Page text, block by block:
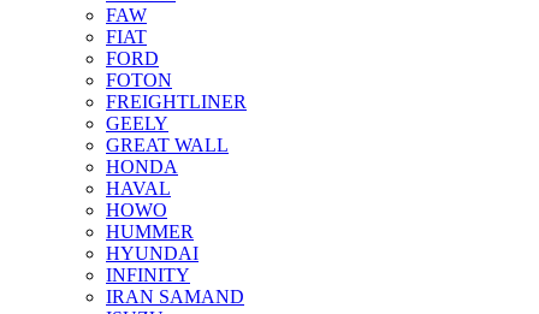
FAW
FIAT
FORD
FOTON
FREIGHTLINER
GEELY
GREAT WALL
HONDA
HAVAL
HOWO
HUMMER
HYUNDAI
INFINITY
IRAN SAMAND